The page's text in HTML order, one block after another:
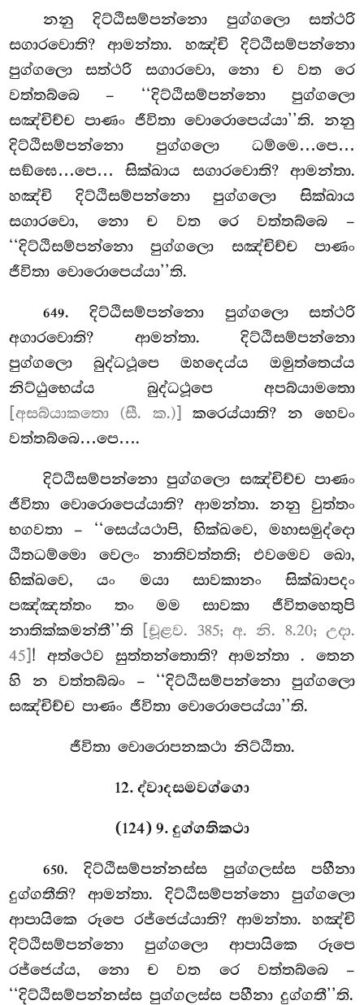
නනු දිට්ඨිසම්පන්නො පුග්ගලො සත්ථරි
සගාරවොති? ආමන්තා. හඤ්චි දිට්ඨිසම්පන්නො
පුග්ගලො සත්ථරි සගාරවො, නො ච වත රෙ
වත්තබ්බෙ – ‘‘දිට්ඨිසම්පන්නො පුග්ගලො
සඤ්චිච්ච පාණං ජීවිතා වොරොපෙය්යා’’ති. නනු
දිට්ඨිසම්පන්නො පුග්ගලො ධම්මෙ…පෙ…
සඞ්ඝෙ…පෙ… සික්ඛාය සගාරවොති? ආමන්තා.
හඤ්චි දිට්ඨිසම්පන්නො පුග්ගලො සික්ඛාය
සගාරවො, නො ච වත රෙ වත්තබ්බෙ –
‘‘දිට්ඨිසම්පන්නො පුග්ගලො සඤ්චිච්ච පාණං
ජීවිතා වොරොපෙය්යා’’ති.
649. දිට්ඨිසම්පන්නො පුග්ගලො සත්ථරි
අගාරවොති? ආමන්තා. දිට්ඨිසම්පන්නො
පුග්ගලො බුද්ධථූපෙ ඔහදෙය්ය ඔමුත්තෙය්ය
නිට්ඨුභෙය්ය බුද්ධථූපෙ අපබ්යාමතො
[අසබ්යාකතො (සී. ක.)]
කරෙය්යාති? න හෙවං
වත්තබ්බෙ…පෙ….
දිට්ඨිසම්පන්නොපුග්ගලො සඤ්චිච්ච පාණං
ජීවිතා වොරොපෙය්යාති? ආමන්තා. නනු වුත්තං
භගවතා – ‘‘සෙය්යථාපි, භික්ඛවෙ, මහාසමුද්දො
ඨිතධම්මො වෙලං නාතිවත්තති; එවමෙව ඛො,
භික්ඛවෙ, යං මයා සාවකානං සික්ඛාපදං
පඤ්ඤත්තං තං මම සාවකා ජීවිතහෙතුපි
නාතික්කමන්තී’’ති
[චූළව. 385; අ. නි. 8.20; උදා.
45] ! අත්ථෙව සුත්තන්තොති? ආමන්තා. තෙන
හි න වත්තබ්බං – ‘‘දිට්ඨිසම්පන්නො පුග්ගලො
සඤ්චිච්ච පාණං ජීවිතා වොරොපෙය්යා’’ති.
ජීවිතා වොරොපනකථා නිට්ඨිතා.
12. ද්වාදසමවග්ගො
(124) 9. දුග්ගතිකථා
650. දිට්ඨිසම්පන්නස්ස පුග්ගලස්ස පහීනා
දුග්ගතීති? ආමන්තා. දිට්ඨිසම්පන්නො පුග්ගලො
ආපායිකෙ රූපෙ රජ්ජෙය්යාති? ආමන්තා. හඤ්චි
දිට්ඨිසම්පන්නො පුග්ගලො ආපායිකෙ රූපෙ
රජ්ජෙය්ය, නො ච වත රෙ වත්තබ්බෙ –
‘‘දිට්ඨිසම්පන්නස්ස පුග්ගලස්ස පහීනා දුග්ගතී’’ති.